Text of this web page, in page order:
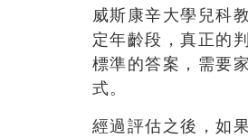
威斯康辛大學兒科
定年齡段，真正的
標準的答案，需要
式。
經過評估之後，如